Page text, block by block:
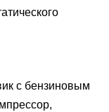
с бензиновым